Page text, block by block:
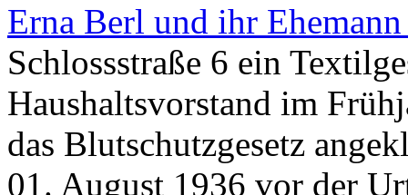
Erna Berl und ihr
Schlossstraße 6 ein
Haushaltsvorstand im
das Blutschutzgesetz
01. August 1936 vor der